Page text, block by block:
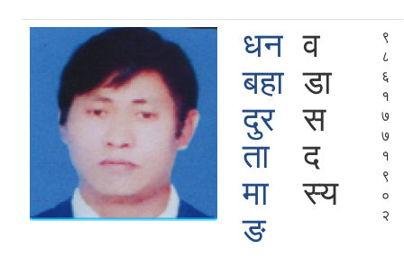
धन
बहा
दुर
ता
मा
ङ
व
डा
स
द
स्य
९
८
६
१
७
७
१
९
०
२